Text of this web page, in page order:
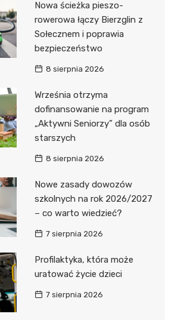
Dzieci Wrzesińskich
Park Miejski im. Dzieci
Wrzesińskich
Amfiteatr im. Anny Jantar
Jump World Września
Wrzesińska Strefa
Aktywności
Pałac w Miłosławiu
Izba Pamięci Reymonta
Rezerwat Czeszewski Las
Nowa ścieżka pieszo-
rowerowa łączy Bierzglin z
Sołecznem i poprawia
bezpieczeństwo
8 sierpnia 2026
Września otrzyma
dofinansowanie na program
„Aktywni Seniorzy” dla osób
starszych
8 sierpnia 2026
Nowe zasady dowozów
szkolnych na rok 2026/2027
– co warto wiedzieć?
7 sierpnia 2026
Profilaktyka, która może
uratować życie dzieci
7 sierpnia 2026